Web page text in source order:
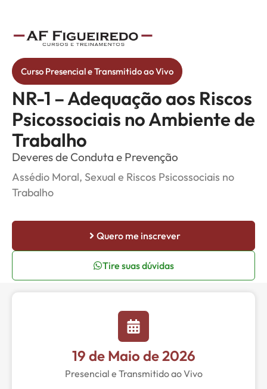
Curso Presencial e Transmitido ao Vivo
NR-1 – Adequação aos Riscos
Psicossociais no Ambiente de
Trabalho
Deveres de Conduta e Prevenção
Assédio Moral, Sexual e Riscos Psicossociais no
Trabalho
Quero me inscrever
Tire suas dúvidas
19 de Maio de 2026
Presencial e Transmitido ao Vivo